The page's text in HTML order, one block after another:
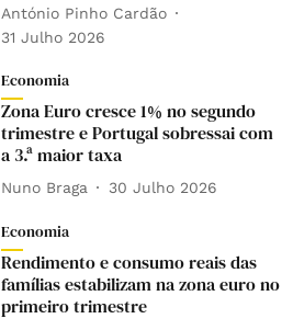
António Pinho Cardão
31 Julho 2026
Economia
Zona Euro cresce 1% no segundo
trimestre e Portugal sobressai com
a 3.ª maior taxa
Nuno Braga 30 Julho 2026
Economia
Rendimento e consumo reais das
famílias estabilizam na zona euro no
primeiro trimestre